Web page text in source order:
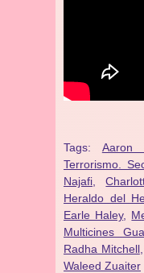
Tags: Aaron
Terrorismo.
Najafi ,
Heraldo del
Earle Haley,
Multicines
Radha Mitchell,
Waleed Zuaiter